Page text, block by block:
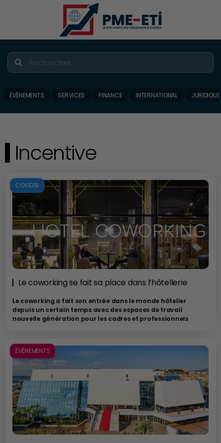
ÉVÈNEMENTS SERVICES FINANCE INTERNATIONAL JURIDIQUE
Incentive
COVID19
Le coworking se fait sa place dans l’hôtellerie
Le coworking a fait son entrée dans le monde hôtelier
depuis un certain temps avec des espaces de travail
nouvelle génération pour les cadres et professionnels
confinement a fait naitre de nouveaux besoins. Un marché
que les grands acteurs de l’hôtellerie ont su saisir en
multipliant les offres.
Par Eric Orsini
Ces nouveaux espaces de coworking se mettent en place dans les
zones calmes des lobbys ou même dans les chambres sur demande
pour une atmosphère plus privée. Café, rafraîchissements et service
d’impression et de copie viennent compléter une offre nouvelle qui
ÉVÈNEMENTS